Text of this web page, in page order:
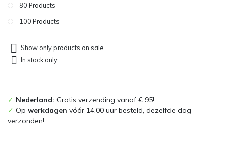
80 Products
100 Products
Show only products on sale
In stock only
✓ Nederland: Gratis verzending vanaf € 95!
✓ Op werkdagen vóór 14.00 uur besteld, dezelfde dag
verzonden!